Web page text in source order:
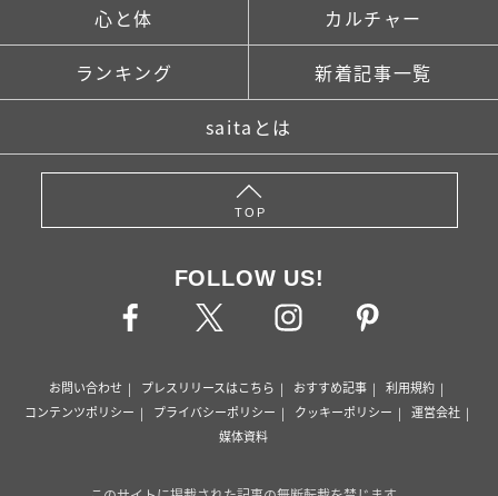
心と体 カルチャー
ランキング 新着記事一覧
saitaとは
TOP
FOLLOW US!
お問い合わせ プレスリリースはこちら おすすめ記事
利用規約
コンテンツポリシー
プライバシーポリシー クッキーポリシー
運営会社
媒体資料